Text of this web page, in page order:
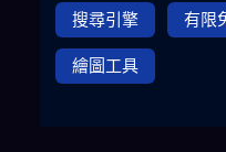
搜尋引擎
有限
繪圖工具